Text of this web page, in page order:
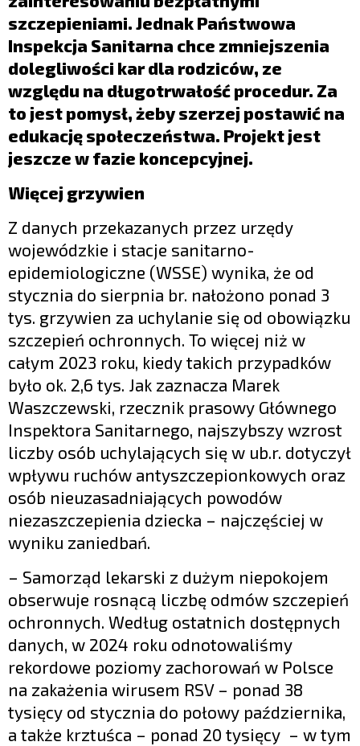
szczepieniami. Jednak Państwowa
Inspekcja Sanitarna chce zmniejszenia
dolegliwości kar dla rodziców, ze
względu na długotrwałość procedur. Za
to jest pomysł, żeby szerzej postawić na
edukację społeczeństwa. Projekt jest
jeszcze w fazie koncepcyjnej.
Więcej grzywien
Z danych przekazanych przez urzędy
wojewódzkie i stacje sanitarno-
epidemiologiczne (WSSE) wynika, że od
stycznia do sierpnia br. nałożono ponad 3
tys. grzywien za uchylanie się od obowiązku
szczepień ochronnych. To więcej niż w
całym 2023 roku, kiedy takich przypadków
było ok. 2,6 tys. Jak zaznacza Marek
Waszczewski, rzecznik prasowy Głównego
Inspektora Sanitarnego, najszybszy wzrost
liczby osób uchylających się w ub.r. dotyczył
wpływu ruchów antyszczepionkowych oraz
osób nieuzasadniających powodów
niezaszczepienia dziecka – najczęściej w
wyniku zaniedbań.
– Samorząd lekarski z dużym niepokojem
obserwuje rosnącą liczbę odmów szczepień
ochronnych. Według ostatnich dostępnych
danych, w 2024 roku odnotowaliśmy
rekordowe poziomy zachorowań w Polsce
na zakażenia wirusem RSV – ponad 38
tysięcy od stycznia do połowy października,
a także krztuśca – ponad 20 tysięcy – w tym